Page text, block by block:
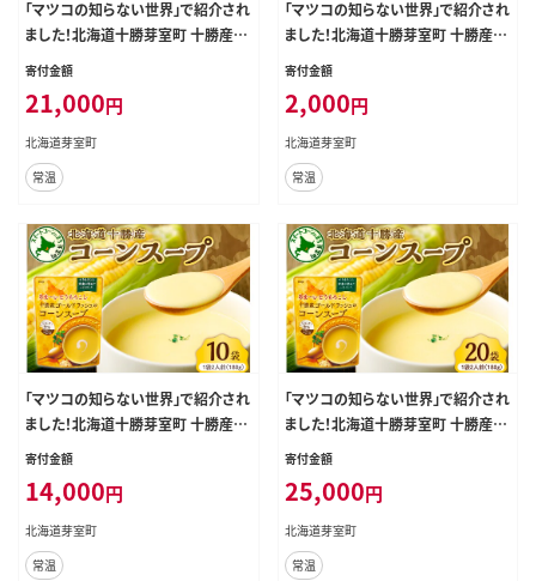
「マツコの知らない世界」で紹介され
ました！北海道十勝芽室町 十勝産ゴ
ールドラッシュのコーンスープ 16袋
me003-030c-16
寄付金額
21,000円
北海道芽室町
常温
「マツコの知らない世界」で紹介され
ました！北海道十勝芽室町 十勝産ゴ
ールドラッシュのコーンスープ 1袋
me003-030c-sp
寄付金額
2,000円
北海道芽室町
常温
「マツコの知らない世界」で紹介され
ました！北海道十勝芽室町 十勝産ゴ
ールドラッシュのコーンスープ 10袋
寄付金額
14,000円
北海道芽室町
常温
「マツコの知らない世界」で紹介され
ました！北海道十勝芽室町 十勝産ゴ
ールドラッシュのコーンスープ 20袋
寄付金額
25,000円
北海道芽室町
常温